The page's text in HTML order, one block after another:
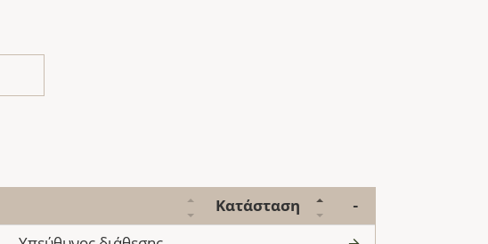
Κατάσταση -